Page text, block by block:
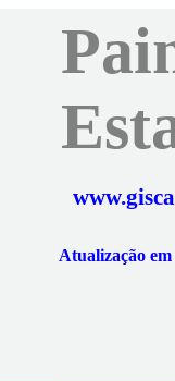
Atualização